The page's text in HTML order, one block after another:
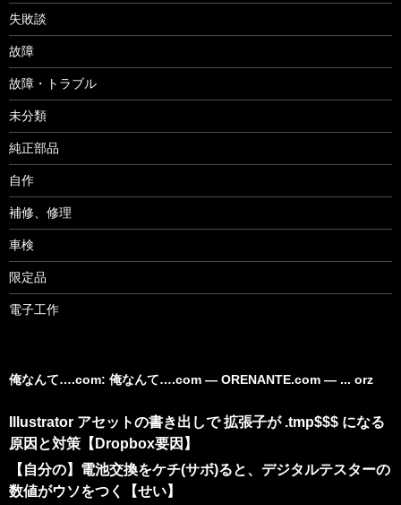
失敗談
故障
故障・トラブル
未分類
純正部品
自作
補修、修理
車検
限定品
電子工作
俺なんて….com: 俺なんて….com ― ORENANTE.com ― ... orz
Illustrator アセットの書き出しで 拡張子が .tmp$$$ になる
原因と対策【Dropbox要因】
【自分の】電池交換をケチ(サボ)ると、デジタルテスターの
数値がウソをつく【せい】